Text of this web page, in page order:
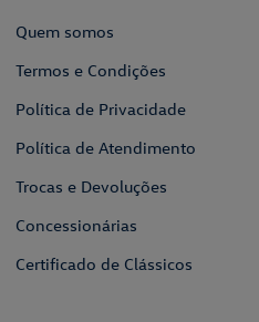
Quem somos
Termos e Condições
Política de Privacidade
Política de Atendimento
Trocas e Devoluções
Concessionárias
Certificado de Clássicos